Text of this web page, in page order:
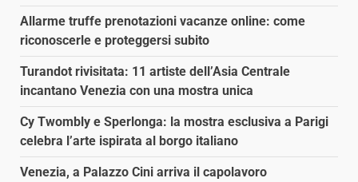
Allarme truffe prenotazioni vacanze online: come
riconoscerle e proteggersi subito
Turandot rivisitata: 11 artiste dell’Asia Centrale
incantano Venezia con una mostra unica
Cy Twombly e Sperlonga: la mostra esclusiva a Parigi
celebra l’arte ispirata al borgo italiano
Venezia, a Palazzo Cini arriva il capolavoro